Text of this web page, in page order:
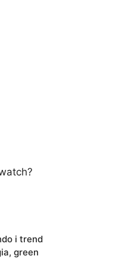
i trend
green